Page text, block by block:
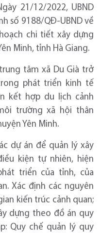
21/12/2022, UBND
số 9188/QĐ-UBND về
chi tiết xây dựng
Minh, tỉnh Hà Giang.
tâm xã Du Già trở
phát triển kinh tế
kết hợp du lịch cảnh
trường xã hội thân
Yên Minh.
dự án để quản lý xây
kiện tự nhiên, hiện
triển của tỉnh, của
Xác định các nguyên
kiến trúc cảnh quan;
dựng theo đồ án quy
Quy chế quản lý quy